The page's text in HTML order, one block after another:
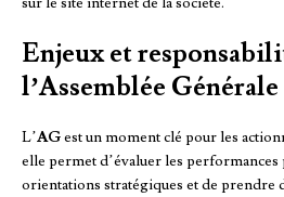
Enjeux et
l’Assemblée Générale
L’AGest un moment clé pour les
elle permet d’évaluer les performances
orientations stratégiques et de prendre